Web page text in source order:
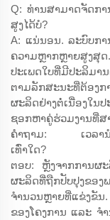
Q: ທ່ານສາມາດຈັດກ
ສູງໄດ້ບໍ?
A: ແນ່ນອນ. ລະບົບກາ
ຄວາມຫຼາກຫຼາຍສູງສຸ
ປະເພດໃບທີ່ມີປະລິມ
ຕາມລັກສະນະທີ່ຕ້ອງກ
ຜະລິດຢ່າງຕໍ່ເນື່ອງໃນ
ຊອກຫາຄູ່ຮ່ວມງານທີ່
ຄຳຖາມ: ເວລານຳ
ເທົ່າໃດ?
ຕອບ: ຫຼັງຈາກການຜ
ຜະລິດທີ່ຖືກປັບປຸງຂອງ
ຈຳນວນຫຼາຍທີ່ແຂ່ງຂັນ
ຂອງໂຄງການ ແລະ ຈ